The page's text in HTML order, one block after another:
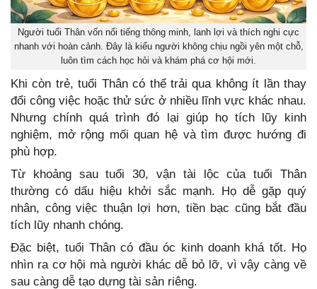
Người tuổi Thân vốn nổi tiếng thông minh, lanh lợi và thích nghi cực
nhanh với hoàn cảnh. Đây là kiểu người không chịu ngồi yên một chỗ,
luôn tìm cách học hỏi và khám phá cơ hội mới.
Khi còn trẻ, tuổi Thân có thể trải qua không ít lần thay
đổi công việc hoặc thử sức ở nhiều lĩnh vực khác nhau.
Nhưng chính quá trình đó lại giúp họ tích lũy kinh
nghiệm, mở rộng mối quan hệ và tìm được hướng đi
phù hợp.
Từ khoảng sau tuổi 30, vận tài lộc của tuổi Thân
thường có dấu hiệu khởi sắc mạnh. Họ dễ gặp quý
nhân, công việc thuận lợi hơn, tiền bạc cũng bắt đầu
tích lũy nhanh chóng.
Đặc biệt, tuổi Thân có đầu óc kinh doanh khá tốt. Họ
nhìn ra cơ hội mà người khác dễ bỏ lỡ, vì vậy càng về
sau càng dễ tạo dựng tài sản riêng.